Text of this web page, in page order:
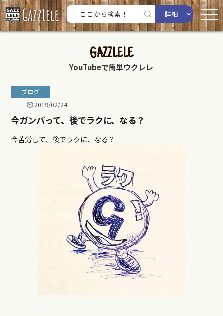
詳細
GAZZLELE
YouTubeで簡単ウクレレ
ブログ
2019/02/24
今ガンバって、後でラクに、なる？
今苦労して、後でラクに、なる？